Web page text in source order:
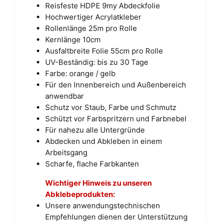
Reisfeste HDPE 9my Abdeckfolie
Hochwertiger Acrylatkleber
Rollenlänge 25m pro Rolle
Kernlänge 10cm
Ausfaltbreite Folie 55cm pro Rolle
UV-Beständig: bis zu 30 Tage
Farbe: orange / gelb
Für den Innenbereich und Außenbereich
anwendbar
Schutz vor Staub, Farbe und Schmutz
Schützt vor Farbspritzern und Farbnebel
Für nahezu alle Untergründe
Abdecken und Abkleben in einem
Arbeitsgang
Scharfe, flache Farbkanten
Wichtiger Hinweis zu unseren
Abklebeprodukten:
Unsere anwendungstechnischen
Empfehlungen dienen der Unterstützung